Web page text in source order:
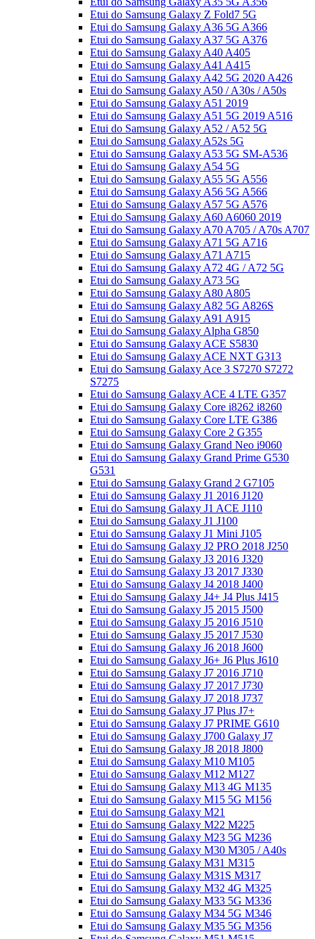
Etui do Samsung Galaxy Z Fold7 5G
Etui do Samsung Galaxy A36 5G A366
Etui do Samsung Galaxy A37 5G A376
Etui do Samsung Galaxy A40 A405
Etui do Samsung Galaxy A41 A415
Etui do Samsung Galaxy A42 5G 2020 A426
Etui do Samsung Galaxy A50 / A30s / A50s
Etui do Samsung Galaxy A51 2019
Etui do Samsung Galaxy A51 5G 2019 A516
Etui do Samsung Galaxy A52 / A52 5G
Etui do Samsung Galaxy A52s 5G
Etui do Samsung Galaxy A53 5G SM-A536
Etui do Samsung Galaxy A54 5G
Etui do Samsung Galaxy A55 5G A556
Etui do Samsung Galaxy A56 5G A566
Etui do Samsung Galaxy A57 5G A576
Etui do Samsung Galaxy A60 A6060 2019
Etui do Samsung Galaxy A70 A705 / A70s A707
Etui do Samsung Galaxy A71 5G A716
Etui do Samsung Galaxy A71 A715
Etui do Samsung Galaxy A72 4G / A72 5G
Etui do Samsung Galaxy A73 5G
Etui do Samsung Galaxy A80 A805
Etui do Samsung Galaxy A82 5G A826S
Etui do Samsung Galaxy A91 A915
Etui do Samsung Galaxy Alpha G850
Etui do Samsung Galaxy ACE S5830
Etui do Samsung Galaxy ACE NXT G313
Etui do Samsung Galaxy Ace 3 S7270 S7272
S7275
Etui do Samsung Galaxy ACE 4 LTE G357
Etui do Samsung Galaxy Core i8262 i8260
Etui do Samsung Galaxy Core LTE G386
Etui do Samsung Galaxy Core 2 G355
Etui do Samsung Galaxy Grand Neo i9060
Etui do Samsung Galaxy Grand Prime G530
G531
Etui do Samsung Galaxy Grand 2 G7105
Etui do Samsung Galaxy J1 2016 J120
Etui do Samsung Galaxy J1 ACE J110
Etui do Samsung Galaxy J1 J100
Etui do Samsung Galaxy J1 Mini J105
Etui do Samsung Galaxy J2 PRO 2018 J250
Etui do Samsung Galaxy J3 2016 J320
Etui do Samsung Galaxy J3 2017 J330
Etui do Samsung Galaxy J4 2018 J400
Etui do Samsung Galaxy J4+ J4 Plus J415
Etui do Samsung Galaxy J5 2015 J500
Etui do Samsung Galaxy J5 2016 J510
Etui do Samsung Galaxy J5 2017 J530
Etui do Samsung Galaxy J6 2018 J600
Etui do Samsung Galaxy J6+ J6 Plus J610
Etui do Samsung Galaxy J7 2016 J710
Etui do Samsung Galaxy J7 2017 J730
Etui do Samsung Galaxy J7 2018 J737
Etui do Samsung Galaxy J7 Plus J7+
Etui do Samsung Galaxy J7 PRIME G610
Etui do Samsung Galaxy J700 Galaxy J7
Etui do Samsung Galaxy J8 2018 J800
Etui do Samsung Galaxy M10 M105
Etui do Samsung Galaxy M12 M127
Etui do Samsung Galaxy M13 4G M135
Etui do Samsung Galaxy M15 5G M156
Etui do Samsung Galaxy M21
Etui do Samsung Galaxy M22 M225
Etui do Samsung Galaxy M23 5G M236
Etui do Samsung Galaxy M30 M305 / A40s
Etui do Samsung Galaxy M31 M315
Etui do Samsung Galaxy M31S M317
Etui do Samsung Galaxy M32 4G M325
Etui do Samsung Galaxy M33 5G M336
Etui do Samsung Galaxy M34 5G M346
Etui do Samsung Galaxy M35 5G M356